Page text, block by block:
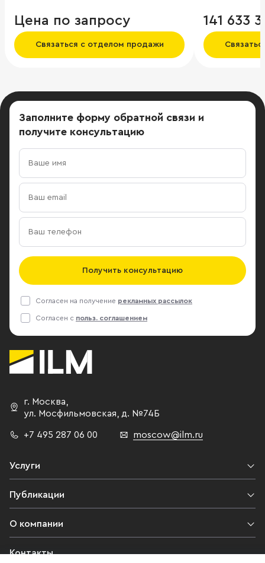
ансамбль дополняет сплошное
панорамное остекление зданий.
Цена по запросу
Связаться с отделом продажи
141 633
Заполните форму обратной связи и
получите консультацию
Получить консультацию
Согласен на получение рекламных рассылок
Согласен с польз. соглашением
г. Москва,
ул. Мосфильмовская, д. №74Б
+7 495 287 06 00 moscow@ilm.ru
Услуги
Публикации
О компании
Контакты